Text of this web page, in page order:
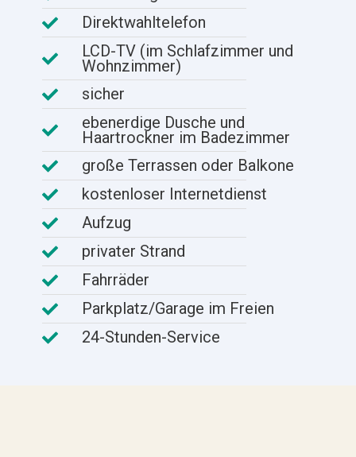
Direktwahltelefon
LCD-TV (im Schlafzimmer und
Wohnzimmer)
sicher
ebenerdige Dusche und
Haartrockner im Badezimmer
große Terrassen oder Balkone
kostenloser Internetdienst
Aufzug
privater Strand
Fahrräder
Parkplatz/Garage im Freien
24-Stunden-Service